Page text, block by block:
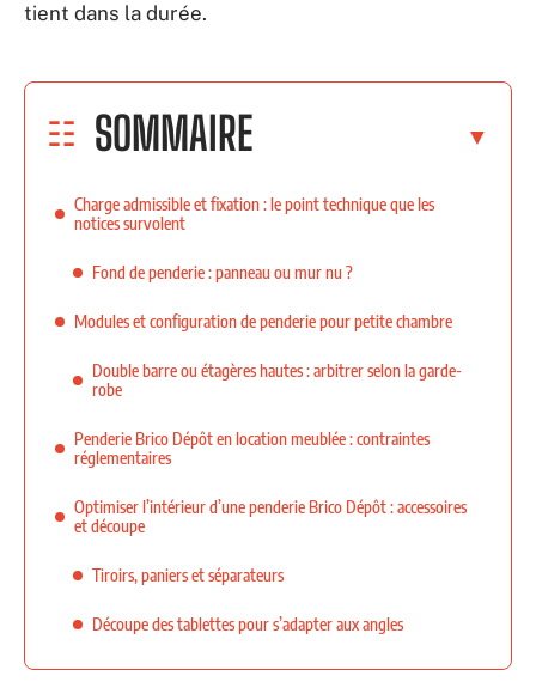
tient dans la durée.
SOMMAIRE
Charge admissible et fixation : le point technique que les
notices survolent
Fond de penderie : panneau ou mur nu ?
Modules et configuration de penderie pour petite chambre
Double barre ou étagères hautes : arbitrer selon la garde-
robe
Penderie Brico Dépôt en location meublée : contraintes
réglementaires
Optimiser l’intérieur d’une penderie Brico Dépôt : accessoires
et découpe
Tiroirs, paniers et séparateurs
Découpe des tablettes pour s’adapter aux angles